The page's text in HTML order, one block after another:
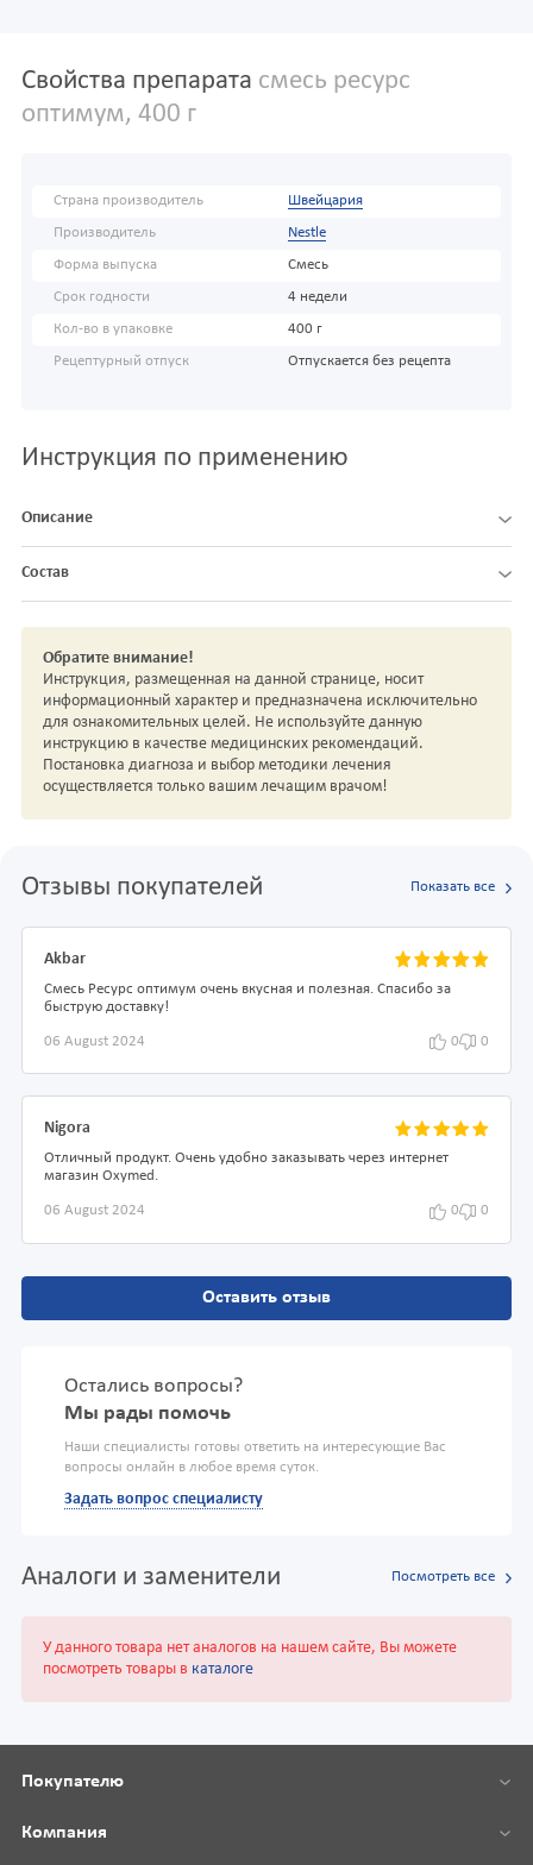
Свойства препарата смесь ресурс
оптимум, 400 г
Страна производитель Швейцария
Производитель Nestle
Форма выпуска Смесь
Срок годности 4 недели
Кол-во в упаковке 400 г
Рецептурный отпуск Отпускается без рецепта
Инструкция по применению
Описание
Состав
Обратите внимание!
Инструкция, размещенная на данной странице, носит
информационный характер и предназначена исключительно
для ознакомительных целей. Не используйте данную
инструкцию в качестве медицинских рекомендаций.
Постановка диагноза и выбор методики лечения
осуществляется только вашим лечащим врачом!
Отзывы покупателей Показать все
Akbar
Смесь Ресурс оптимум очень вкусная и полезная. Спасибо за
быструю доставку!
06 August 2024 0 0
Nigora
Отличный продукт. Очень удобно заказывать через интернет
магазин Oxymed.
06 August 2024 0 0
Оставить отзыв
Остались вопросы?
Мы рады помочь
Наши специалисты готовы ответить на интересующие Вас
вопросы онлайн в любое время суток.
Задать вопрос специалисту
Аналоги и заменители Посмотреть все
У данного товара нет аналогов на нашем сайте, Вы можете
посмотреть товары в каталоге
Покупателю
Компания